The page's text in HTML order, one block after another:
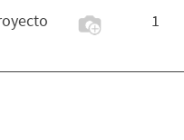
1